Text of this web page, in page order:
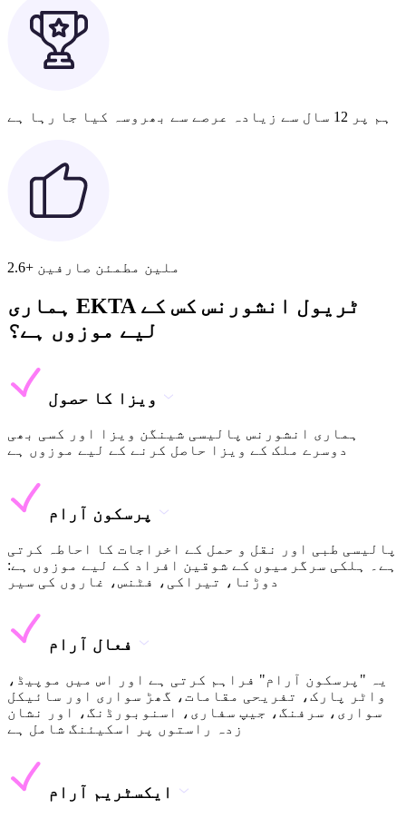
ہم پر 12 سال سے زیادہ عرصے سے بھروسہ کیا جا رہا ہے
2.6+ ملین مطمئن صارفین
ہماری EKTA ٹریول انشورنس کس کے
لیے موزوں ہے؟
ویزا کا حصول
ہماری انشورنس پالیسی شینگن ویزا اور کسی بھی
دوسرے ملک کے ویزا حاصل کرنے کے لیے موزوں ہے
پرسکون آرام
پالیسی طبی اور نقل و حمل کے اخراجات کا احاطہ کرتی
ہے۔ ہلکی سرگرمیوں کے شوقین افراد کے لیے موزوں ہے:
دوڑنا، تیراکی، فٹنس، غاروں کی سیر
فعال آرام
یہ "پرسکون آرام" فراہم کرتی ہے اور اس میں موپیڈ،
واٹر پارک، تفریحی مقامات، گھڑ سواری اور سائیکل
سواری، سرفنگ، جیپ سفاری، اسنوبورڈنگ، اور نشان
زدہ راستوں پر اسکیئنگ شامل ہے
ایکسٹریم آرام